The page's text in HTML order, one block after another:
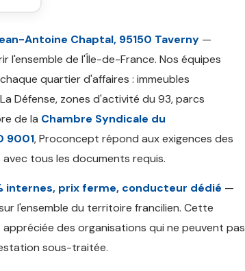
Antoine Chaptal, 95150 Taverny —
l'ensemble de l'Île-de-France. Nos équipes
quartier d'affaires : immeubles
Défense, zones d'activité du 93, parcs
de la Chambre Syndicale du
9001, Proconcept répond aux exigences des
tous les documents requis.
internes, prix ferme, conducteur dédié —
l'ensemble du territoire francilien. Cette
des organisations qui ne peuvent pas
sous-traitée.